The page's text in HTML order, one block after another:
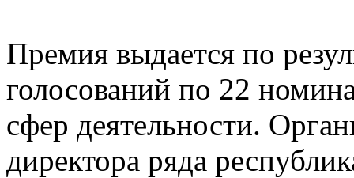
Премия выдается по
голосований по 22
сфер деятельности.
директора ряда